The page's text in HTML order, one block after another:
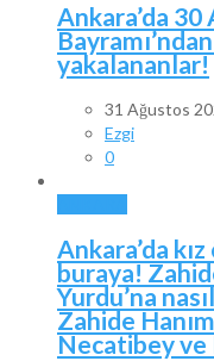
Ankara’da
yakalananlar!
31 Ağustos
Ezgi
0
Ankara’da
buraya!
Yurdu’na
Zahide
Necatibey ve